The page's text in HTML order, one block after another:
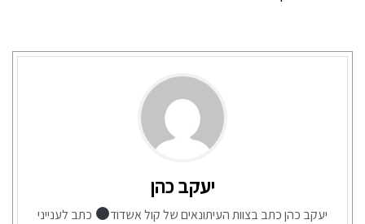
יעקב כהן
יעקב כהן כתב בצוות העיתונאים של קול אשדוד
כתב לענייני